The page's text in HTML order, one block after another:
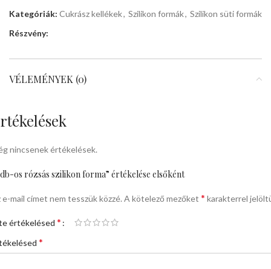
Kategóriák: Cukrász kellékek, Szilikon formák, Szilikon süti formák
Részvény:
VÉLEMÉNYEK (0)
nincsenek értékelések.
os rózsás szilikon forma” értékelése elsőként
e-mail címet nem tesszük közzé. A kötelező mezőket * karakterrel
értékelésed *
*